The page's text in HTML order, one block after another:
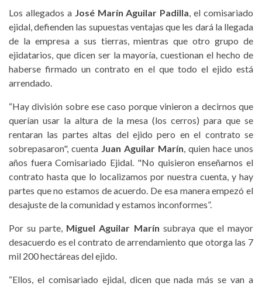
Los allegados a José Marín Aguilar Padilla, el comisariado
ejidal, defienden las supuestas ventajas que les dará la llegada
de la empresa a sus tierras, mientras que otro grupo de
ejidatarios, que dicen ser la mayoría, cuestionan el hecho de
haberse firmado un contrato en el que todo el ejido está
arrendado.
“Hay división sobre ese caso porque vinieron a decirnos que
querían usar la altura de la mesa (los cerros) para que se
rentaran las partes altas del ejido pero en el contrato se
sobrepasaron", cuenta Juan Aguilar Marín, quien hace unos
años fuera Comisariado Ejidal. "No quisieron enseñarnos el
contrato hasta que lo localizamos por nuestra cuenta, y hay
partes que no estamos de acuerdo. De esa manera empezó el
desajuste de la comunidad y estamos inconformes”.
Por su parte, Miguel Aguilar Marín subraya que el mayor
desacuerdo es el contrato de arrendamiento que otorga las 7
mil 200 hectáreas del ejido.
“Ellos, el comisariado ejidal, dicen que nada más se van a